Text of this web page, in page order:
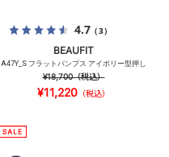
4.7（3）
BEAUFIT
A47Y_S フラットパンプス アイボリー型押し
¥18,700（税込）
¥11,220 （税込）